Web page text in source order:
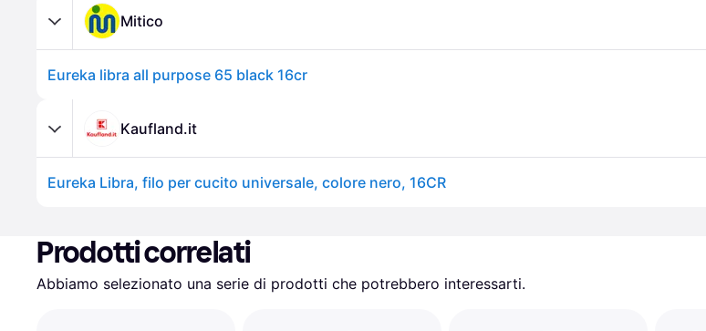
Mitico
Eureka libra all purpose 65 black 16cr
Kaufland.it
Eureka Libra, filo per cucito universale, colore nero, 16CR
Prodotti correlati
Abbiamo selezionato una serie di prodotti che potrebbero interessarti.